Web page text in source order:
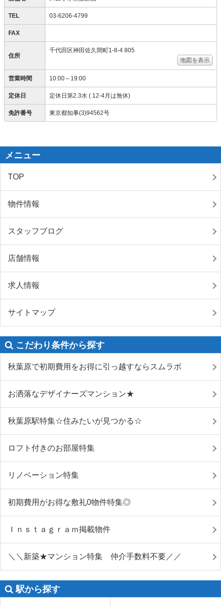
TEL 03-6206-4799
FAX
住所
千代田区神田佐久間町1-8-4 805
地図を表示
営業時間 10:00～19:00
定休日 定休日第2.3水 ( 12-4月は無休)
免許番号 東京都知事(3)94562号
メニュー
TOP
物件情報
スタッフブログ
店舗情報
求人情報
サイトマップ
こだわり条件から探す
秋葉原で初期費用をお得に引っ越すならスムラボ
お洒落なデザイナーズマンション★
秋葉原駅特集☆住みたいが見つかる☆
ロフト付きのお部屋特集
リノベーション特集
初期費用がお得な敷礼0物件特集◎
Ｉｎｓｔａｇｒａｍ掲載物件
＼＼新築★マンション特集 仲介手数料不要／／
駅から探す